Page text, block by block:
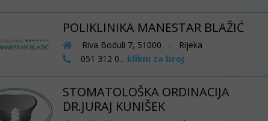
POLIKLINIKA MANESTAR BLAŽIĆ
Riva Boduli 7, 51000 - Rijeka
051 312 0... klikni za broj
STOMATOLOŠKA ORDINACIJA
DR.JURAJ KUNIŠEK